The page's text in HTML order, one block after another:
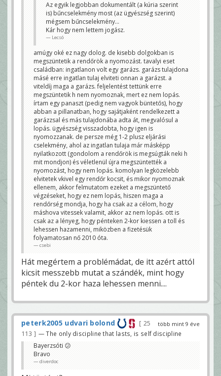
Az egyik legjobban dokumentált (a kúria szerint
is) bűncselekmény most (az ügyészség szerint)
mégsem bűncselekmény...
Kár hogy nem lettem jogász.
Lecsó
amúgy oké ez nagy dolog. de kisebb dolgokban is
megszüntetik a rendőrök a nyomozást. tavalyi eset
családban: ingatlanon volt egy garázs. garázs tulajdona
másé erre ingatlan tulaj elviteti onnan a garázst. a
viteldíj maga a garázs. feljelentést tettünk erre
megszüntetik h nem nyomoznak, mert ez nem lopás.
írtam egy panaszt (pedig nem vagyok büntetős), hogy
abban a pillanatban, hogy sajátjaként rendelkezett a
garázzsal és más tulajdonába adta át, megvalósul a
lopás. ügyészség visszadobta, hogy igen is
nyomozzanak. de persze még 1-2 plusz eljárási
cselekmény, ahol az ingatlan tulaja már másképp
nyilatkozott (gondolom a rendőrök is megsúgták neki h
mit mondjon) és véletlenül újra megszüntették a
nyomozást, hogy nem lopás. komolyan legközelebb
elvitetek vkivel egy rendőr kocsit, és mikor nyomoznak
ellenem, akkor felmutatom ezeket a megszüntető
végzéseket, hogy ez nem lopás, hiszen maga a
rendőrség mondja, hogy ha csak az a célom, hogy
máshova vitessek valamit, akkor az nem lopás. ott is
csak az a lényeg, hogy pénteken 2-kor kiessen a toll és
lehessen hazamenni, miközben a fizetésük
folyamatosan nő 2010 óta.
csebi
Hát megértem a problémádat, de itt azért attól
kicsit messzebb mutat a szándék, mint hogy
péntek du 2-kor haza lehessen menni....
több mint 9 éve
peterk2005 udvari bolond
25
113
— The only discipline that lasts, is self discipline
Bayerzsóti 😕
Bravo
diverdoc